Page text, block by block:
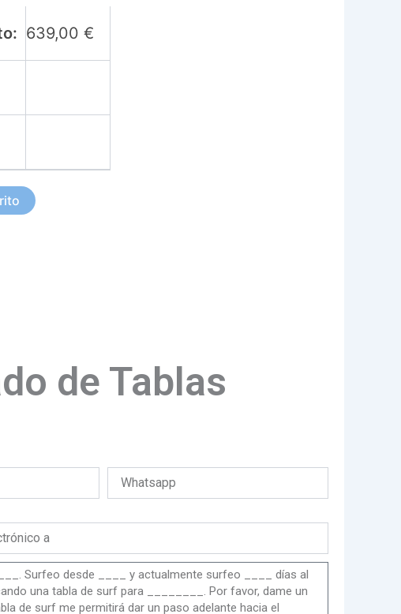
639,00€
de Tablas